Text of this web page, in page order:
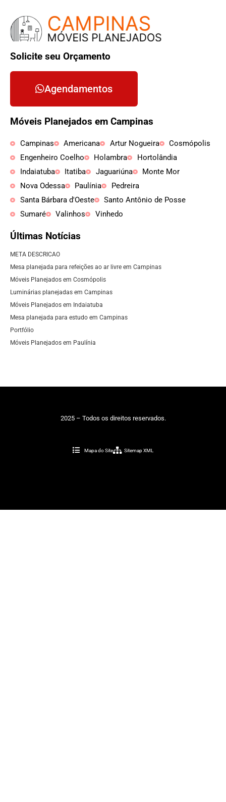
Solicite seu Orçamento
Agendamentos
Móveis Planejados em Campinas
Campinas Americana Artur Nogueira
Cosmópolis
Engenheiro Coelho
Holambra
Hortolândia
Indaiatuba
Itatiba Jaguariúna
Monte Mor
Nova Odessa
Paulínia
Pedreira
Santa Bárbara d'Oeste
Santo Antônio de Posse
Sumaré
Valinhos Vinhedo
Últimas Notícias
META DESCRICAO
Mesa planejada para refeições ao ar livre em Campinas
Móveis Planejados em Cosmópolis
Luminárias planejadas em Campinas
Móveis Planejados em Indaiatuba
Mesa planejada para estudo em Campinas
Portfólio
Móveis Planejados em Paulínia
2025 – Todos os direitos reservados.
Mapa do Site Sitemap XML